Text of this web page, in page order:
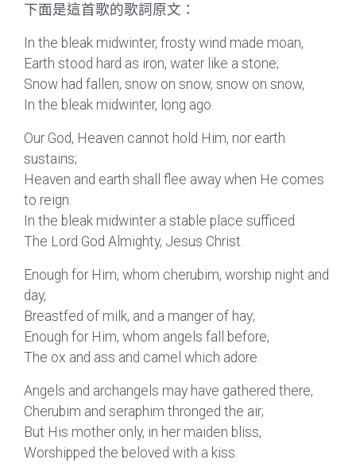
下面是這首歌的歌詞原文：
In the bleak midwinter, frosty wind made moan,
Earth stood hard as iron, water like a stone;
Snow had fallen, snow on snow, snow on snow,
In the bleak midwinter, long ago.
Our God, Heaven cannot hold Him, nor earth
sustains;
Heaven and earth shall flee away when He comes
to reign.
In the bleak midwinter a stable place sufficed
The Lord God Almighty, Jesus Christ.
Enough for Him, whom cherubim, worship night and
day,
Breastfed of milk, and a manger of hay;
Enough for Him, whom angels fall before,
The ox and ass and camel which adore.
Angels and archangels may have gathered there,
Cherubim and seraphim thronged the air;
But His mother only, in her maiden bliss,
Worshipped the beloved with a kiss.